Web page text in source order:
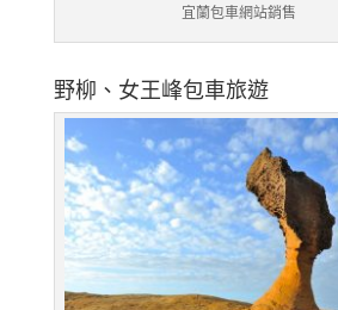
宜蘭包車網站銷售
野柳、女王峰包車旅遊